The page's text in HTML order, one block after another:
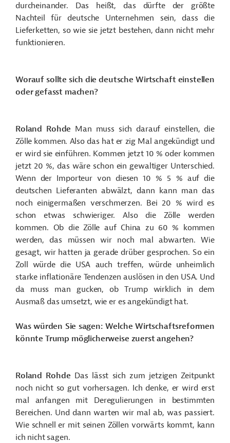
durcheinander. Das heißt, das dürfte der größte
Nachteil für deutsche Unternehmen sein, dass die
Lieferketten, so wie sie jetzt bestehen, dann nicht mehr
funktionieren.
Worauf sollte sich die deutsche Wirtschaft einstellen
oder gefasst machen?
Roland Rohde Man muss sich darauf einstellen, die
Zölle kommen. Also das hat er zig Mal angekündigt und
er wird sie einführen. Kommen jetzt 10 % oder kommen
jetzt 20 %, das wäre schon ein gewaltiger Unterschied.
Wenn der Importeur von diesen 10 % 5 % auf die
deutschen Lieferanten abwälzt, dann kann man das
noch einigermaßen verschmerzen. Bei 20 % wird es
schon etwas schwieriger. Also die Zölle werden
kommen. Ob die Zölle auf China zu 60 % kommen
werden, das müssen wir noch mal abwarten. Wie
gesagt, wir hatten ja gerade drüber gesprochen. So ein
Zoll würde die USA auch treffen, würde unheimlich
starke inflationäre Tendenzen auslösen in den USA. Und
da muss man gucken, ob Trump wirklich in dem
Ausmaß das umsetzt, wie er es angekündigt hat.
Was würden Sie sagen: Welche Wirtschaftsreformen
könnte Trump möglicherweise zuerst angehen?
Roland Rohde Das lässt sich zum jetzigen Zeitpunkt
noch nicht so gut vorhersagen. Ich denke, er wird erst
mal anfangen mit Deregulierungen in bestimmten
Bereichen. Und dann warten wir mal ab, was passiert.
Wie schnell er mit seinen Zöllen vorwärts kommt, kann
ich nicht sagen.